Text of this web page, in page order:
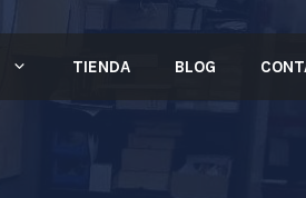
TIENDA BLOG